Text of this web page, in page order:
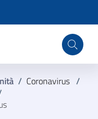
Campania
/ Coronavirus /